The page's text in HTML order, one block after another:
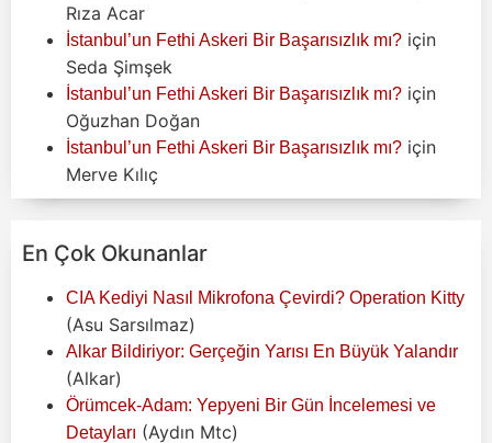
Rıza Acar
İstanbul’un Fethi Askeri Bir Başarısızlık mı? için
Seda Şimşek
İstanbul’un Fethi Askeri Bir Başarısızlık mı? için
Oğuzhan Doğan
İstanbul’un Fethi Askeri Bir Başarısızlık mı? için
Merve Kılıç
En Çok Okunanlar
CIA Kediyi Nasıl Mikrofona Çevirdi? Operation Kitty
(Asu Sarsılmaz)
Alkar Bildiriyor: Gerçeğin Yarısı En Büyük Yalandır
(Alkar)
Örümcek-Adam: Yepyeni Bir Gün İncelemesi ve
Detayları (Aydın Mtc)